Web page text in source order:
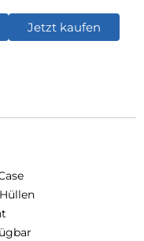
Jetzt kaufen